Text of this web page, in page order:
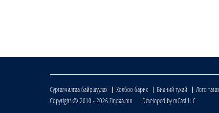
Сурталчилгаа байршуулах Холбоо барих Бидний тухай
Лого татах
Copyright © 2010 - 2026 Zindaa.mn Developed by mCast LLC